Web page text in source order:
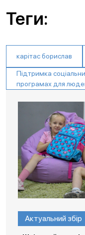
Теги:
карітас борислав
Підтримка
програмах для людей
Актуальний збір